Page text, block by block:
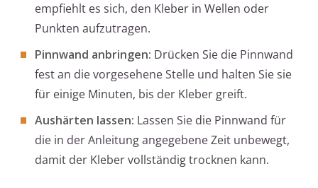
empfiehlt es sich, den Kleber in Wellen oder
Punkten aufzutragen.
Pinnwand anbringen: Drücken Sie die Pinnwand
fest an die vorgesehene Stelle und halten Sie sie
für einige Minuten, bis der Kleber greift.
Aushärten lassen: Lassen Sie die Pinnwand für
die in der Anleitung angegebene Zeit unbewegt,
damit der Kleber vollständig trocknen kann.